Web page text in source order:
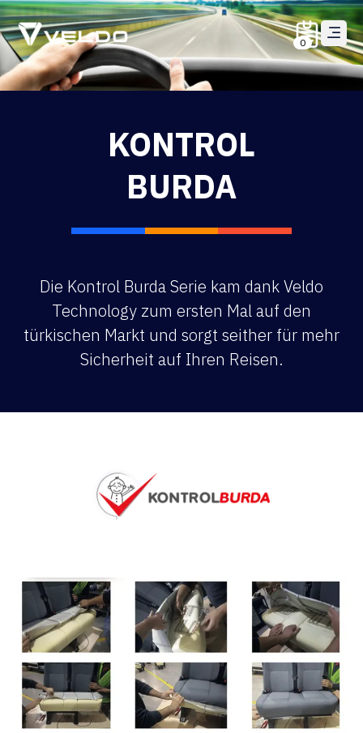
0
KONTROL
BURDA
Die Kontrol Burda Serie kam dank Veldo
Technology zum ersten Mal auf den
türkischen Markt und sorgt seither für mehr
Sicherheit auf Ihren Reisen.